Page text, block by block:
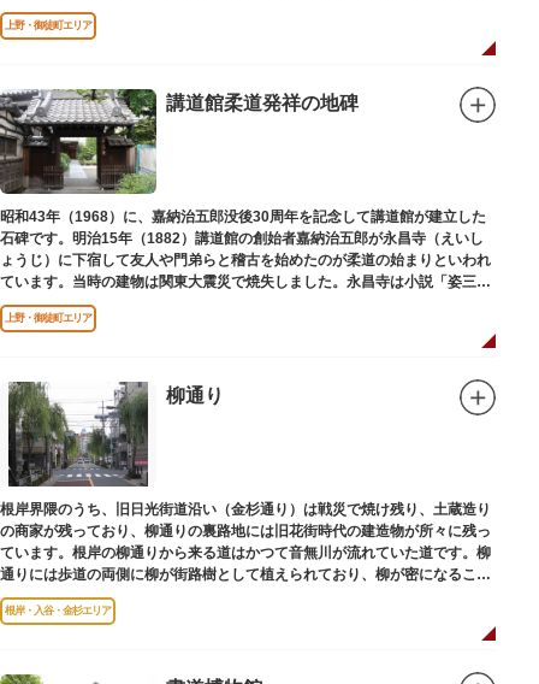
たが、後に橋が架けられました。
上野・御徒町エリア
講道館柔道発祥の地碑
昭和43年（1968）に、嘉納治五郎没後30周年を記念して講道館が建立した
石碑です。明治15年（1882）講道館の創始者嘉納治五郎が永昌寺（えいし
ょうじ）に下宿して友人や門弟らと稽古を始めたのが柔道の始まりといわれ
ています。当時の建物は関東大震災で焼失しました。永昌寺は小説「姿三四
郎」に登場する隆昌寺のモデルでもあります。
上野・御徒町エリア
柳通り
根岸界隈のうち、旧日光街道沿い（金杉通り）は戦災で焼け残り、土蔵造り
の商家が残っており、柳通りの裏路地には旧花街時代の建造物が所々に残っ
ています。根岸の柳通りから来る道はかつて音無川が流れていた道です。柳
通りには歩道の両側に柳が街路樹として植えられており、柳が密になるこの
通りがかつて花街のあった界隈です。
根岸・入谷・金杉エリア